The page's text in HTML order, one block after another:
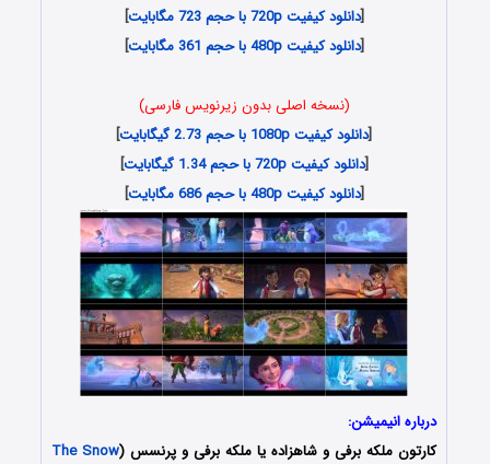
[دانلود کیفیت 720p با حجم 723 مگابایت
]
[دانلود کیفیت 480p با حجم 361 مگابایت ]
(نسخه اصلی بدون زیرنویس فارسی)
[دانلود کیفیت 1080p با حجم 2.73 گیگابایت
]
[دانلود کیفیت 720p با حجم 1.34 گیگابایت
]
[دانلود کیفیت 480p با حجم 686 مگابایت ]
درباره انیمیشن:
کارتون ملکه برفی و شاهزاده یا ملکه برفی و پرنسس(
The Snow